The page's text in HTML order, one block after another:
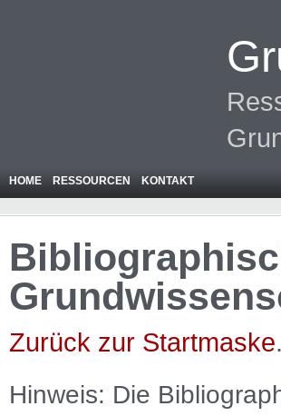
HOME RESSOURCEN KONTAKT
Zurück zur Startmaske.
Hinweis: Die